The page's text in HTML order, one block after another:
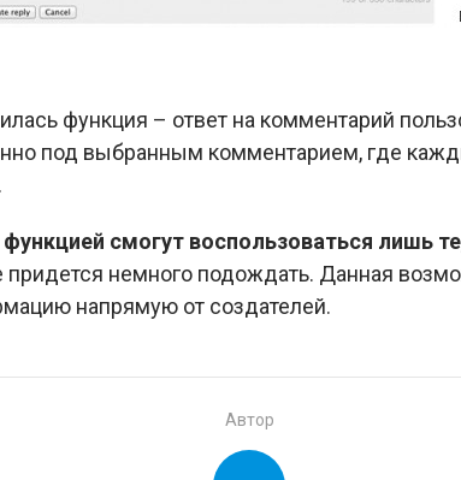
функция – ответ на комментарий
под выбранным комментарием, где
смогут воспользоваться лишь
немного подождать. Данная
напрямую от создателей.
Автор